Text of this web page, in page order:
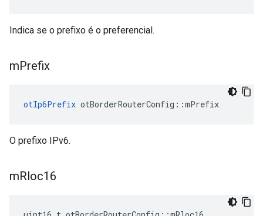
Indica se o prefixo é o preferencial.
mPrefix
otIp6Prefix otBorderRouterConfig ::mPrefix
O prefixo IPv6.
mRloc16